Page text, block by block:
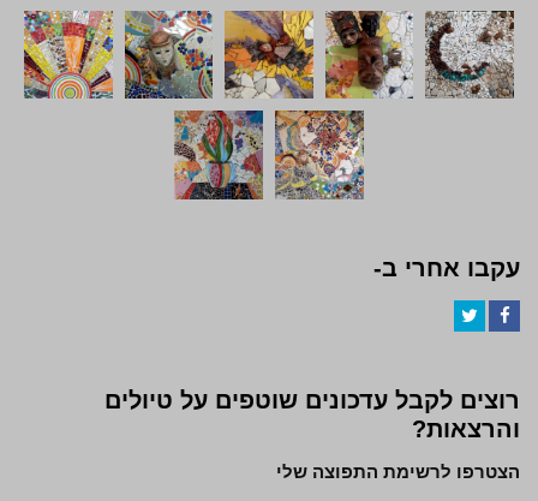
עקבו אחרי ב-
רוצים לקבל עדכונים שוטפים על טיולים
והרצאות?
הצטרפו לרשימת התפוצה שלי